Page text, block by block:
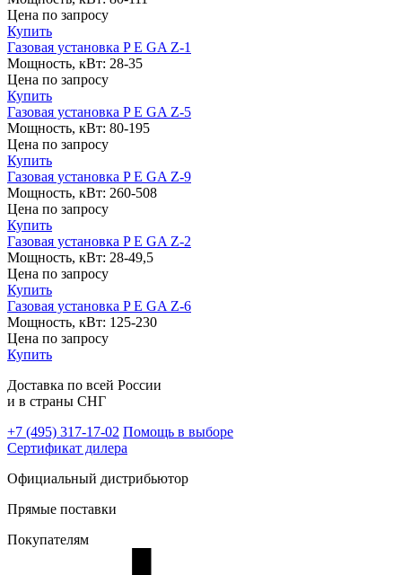
Цена по запросу
Купить
Газовая установка P E GA Z-1
Мощность, кВт: 28-35
Цена по запросу
Купить
Газовая установка P E GA Z-5
Мощность, кВт: 80-195
Цена по запросу
Купить
Газовая установка P E GA Z-9
Мощность, кВт: 260-508
Цена по запросу
Купить
Газовая установка P E GA Z-2
Мощность, кВт: 28-49,5
Цена по запросу
Купить
Газовая установка P E GA Z-6
Мощность, кВт: 125-230
Цена по запросу
Купить
Доставка по всей России
и в страны СНГ
+7 (495) 317-17-02 Помощь в выборе
Сертификат дилера
Официальный дистрибьютор
Прямые поставки
Покупателям